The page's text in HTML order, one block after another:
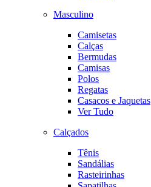
Masculino
Camisetas
Calças
Bermudas
Camisas
Polos
Regatas
Casacos e Jaquetas
Ver Tudo
Calçados
Tênis
Sandálias
Rasteirinhas